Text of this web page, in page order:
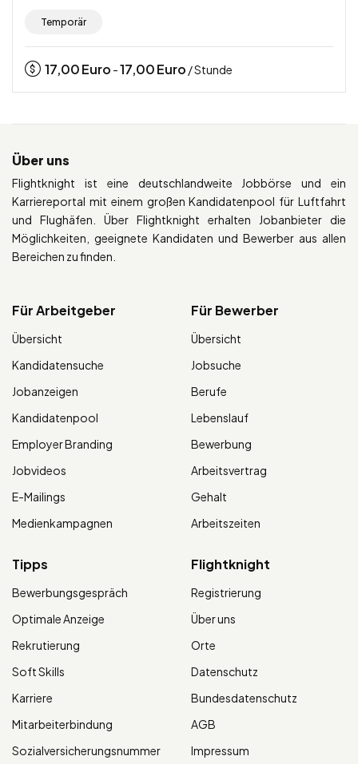
Temporär
17,00Euro -17,00Euro / Stunde
Über uns
Flightknight ist eine deutschlandweite Jobbörse und ein
Karriereportal mit einem großen Kandidatenpool für Luftfahrt
und Flughäfen. Über Flightknight erhalten Jobanbieter die
Möglichkeiten, geeignete Kandidaten und Bewerber aus allen
Bereichen zu finden.
Für Arbeitgeber
Übersicht
Kandidatensuche
Jobanzeigen
Kandidatenpool
Employer Branding
Jobvideos
E-Mailings
Medienkampagnen
Für Bewerber
Übersicht
Jobsuche
Berufe
Lebenslauf
Bewerbung
Arbeitsvertrag
Gehalt
Arbeitszeiten
Tipps
Bewerbungsgespräch
Optimale Anzeige
Rekrutierung
Soft Skills
Karriere
Mitarbeiterbindung
Sozialversicherungsnummer
Flightknight
Registrierung
Über uns
Orte
Datenschutz
Bundesdatenschutz
AGB
Impressum